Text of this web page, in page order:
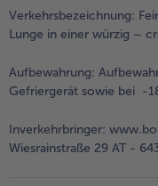
Verkehrsbezeichnung:
Lunge in einer würzig –
Aufbewahrung:
Gefriergerät sowie bei -
Inverkehrbringer:
Wiesrainstraße 29 AT -